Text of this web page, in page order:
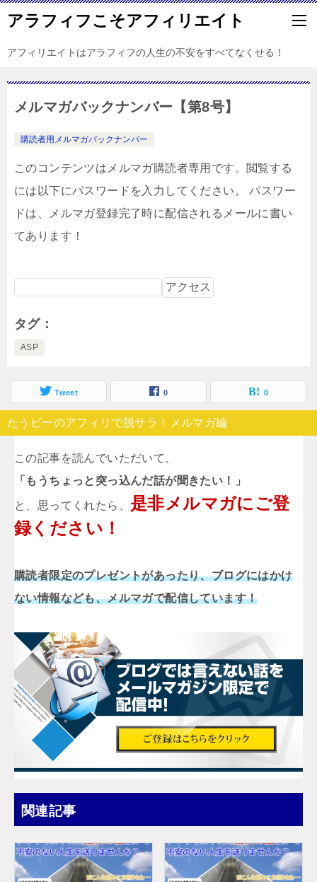
アラフィフこそアフィリエイト
アフィリエイトはアラフィフの人生の不安をすべてなくせる！
メルマガバックナンバー【第8号】
購読者用メルマガバックナンバー
このコンテンツはメルマガ購読者専用です。閲覧する
には以下にパスワードを入力してください。 パスワー
ドは、メルマガ登録完了時に配信されるメールに書い
てあります！
タグ
ASP
Tweet 0 0
たうビーのアフィリで脱サラ！メルマガ編
この記事を読んでいただいて、
「もうちょっと突っ込んだ話が聞きたい！」
と、思ってくれたら、 是非メルマガにご登
録ください！
購読者限定のプレゼントがあったり、ブログにはかけ
ない情報なども、メルマガで配信しています！
関連記事